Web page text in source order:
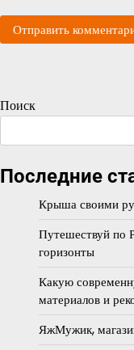
Поиск
Последние
Крыша своими
Путешествуй по
горизонты
Какую
материалов и
ЯжМужик,